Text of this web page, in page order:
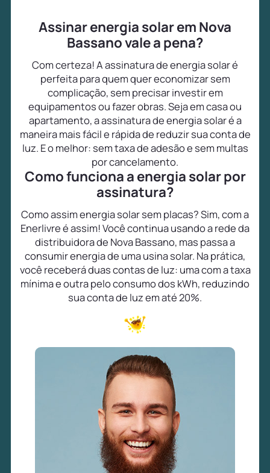
Assinar energia solar em Nova
Bassano vale a pena?
Com certeza! A assinatura de energia solar é
perfeita para quem quer economizar sem
complicação, sem precisar investir em
equipamentos ou fazer obras. Seja em casa ou
apartamento, a assinatura de energia solar é a
maneira mais fácil e rápida de reduzir sua conta de
luz. E o melhor: sem taxa de adesão e sem multas
por cancelamento.
Como funciona a energia solar por
assinatura?
Como assim energia solar sem placas? Sim, com a
Enerlivre é assim! Você continua usando a rede da
distribuidora de Nova Bassano, mas passa a
consumir energia de uma usina solar. Na prática,
você receberá duas contas de luz: uma com a taxa
mínima e outra pelo consumo dos kWh, reduzindo
sua conta de luz em até 20%.